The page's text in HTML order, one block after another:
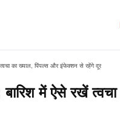
का ख्याल, पिंपल्स और इंफेक्शन से रहेंगे दूर​
में ऐसे रखें त्वचा